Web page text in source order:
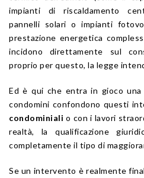
impianti di riscaldamento
pannelli solari o impianti
prestazione energetica
incidono direttamente sul
proprio per questo, la legge
Ed è qui che entra in gioco
condomini confondono questi
condominiali o con i lavori
realtà, la qualificazione
completamente il tipo di
Se un intervento è realmente